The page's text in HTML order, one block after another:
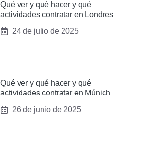
Qué ver y qué hacer y qué
actividades contratar en Londres
24 de julio de 2025
Qué ver y qué hacer y qué
actividades contratar en Múnich
26 de junio de 2025